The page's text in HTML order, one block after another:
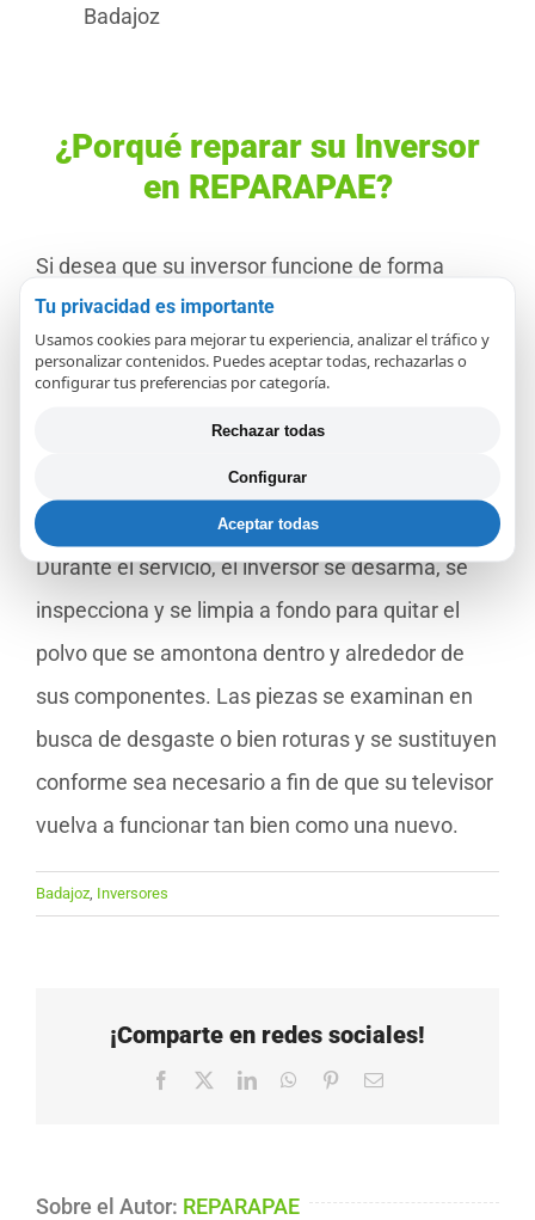
Badajoz
¿Porqué reparar su Inversor
en REPARAPAE?
Si desea que su inversor funcione de forma
fiable y óptima y desea garantizar su longevidad
y una producción óptima en suinstalación de
placas solares, un servicio técnico es una forma
económica de conseguirlo. El servicio de
reparación de inversores de REPARAPAE es
llevado a cabo por un técnico especialista.
Durante el servicio, el inversor se desarma, se
inspecciona y se limpia a fondo para quitar el
polvo que se amontona dentro y alrededor de
sus componentes. Las piezas se examinan en
busca de desgaste o bien roturas y se sustituyen
conforme sea necesario a fin de que su televisor
vuelva a funcionar tan bien como una nuevo.
Badajoz Inversores
¡Comparte en redes sociales!
Facebook LinkedInWhatsApp
PinterestCorreo
Sobre el Autor: REPARAPAE
Tu privacidad es importante
Usamos cookies para mejorar tu experiencia, analizar el tráfico y
personalizar contenidos. Puedes aceptar todas, rechazarlas o
configurar tus preferencias por categoría.
Rechazar todas
Configurar
Aceptar todas